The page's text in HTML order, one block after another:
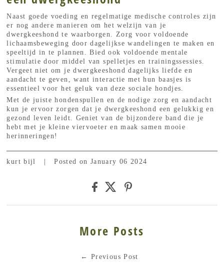
Naast goede voeding en regelmatige medische controles zijn
er nog andere manieren om het welzijn van je
dwergkeeshond te waarborgen. Zorg voor voldoende
lichaamsbeweging door dagelijkse wandelingen te maken en
speeltijd in te plannen. Bied ook voldoende mentale
stimulatie door middel van spelletjes en trainingssessies.
Vergeet niet om je dwergkeeshond dagelijks liefde en
aandacht te geven, want interactie met hun baasjes is
essentieel voor het geluk van deze sociale hondjes.
Met de juiste hondenspullen en de nodige zorg en aandacht
kun je ervoor zorgen dat je dwergkeeshond een gelukkig en
gezond leven leidt. Geniet van de bijzondere band die je
hebt met je kleine viervoeter en maak samen mooie
herinneringen!
kurt bijl Posted on January 06 2024
More Posts
← Previous Post